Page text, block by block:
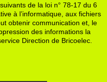
de la loi n° 78-17 du 6
à l’informatique, aux fichiers
obtenir communication et, le
des informations la
Direction de Bricoelec.